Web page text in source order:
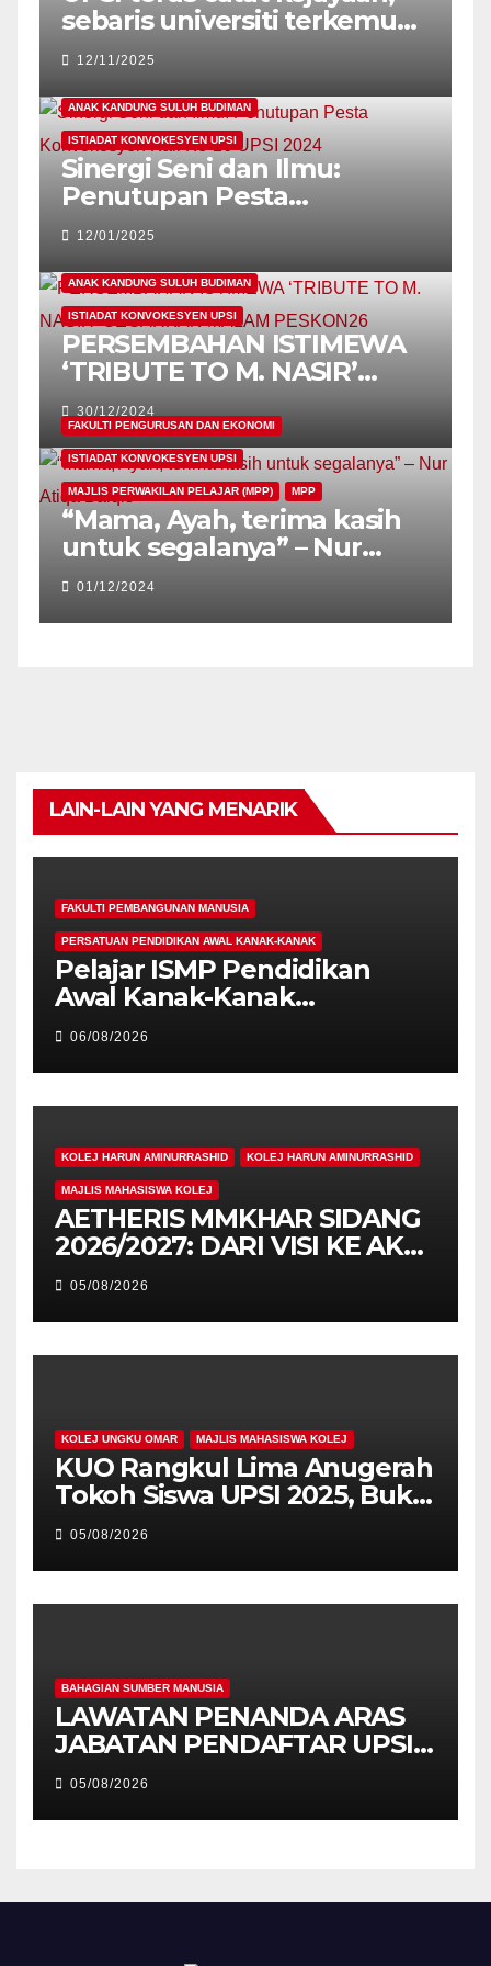
sebaris universiti terkemuka
dunia – Naib Canselor
12/11/2025
ANAK KANDUNG SULUH BUDIMAN
ISTIADAT KONVOKESYEN UPSI
Sinergi Seni dan Ilmu:
Penutupan Pesta
Konvokesyen Kali Ke-26
UPSI 2024
12/01/2025
ANAK KANDUNG SULUH BUDIMAN
ISTIADAT KONVOKESYEN UPSI
PERSEMBAHAN ISTIMEWA
‘TRIBUTE TO M. NASIR’
GEGARKAN MALAM
PESKON26
30/12/2024
FAKULTI PENGURUSAN DAN EKONOMI
ISTIADAT KONVOKESYEN UPSI
MAJLIS PERWAKILAN PELAJAR (MPP) MPP
“Mama, Ayah, terima kasih
untuk segalanya” – Nur
Atiqa Balqis
01/12/2024
LAIN-LAIN YANG MENARIK
FAKULTI PEMBANGUNAN MANUSIA
PERSATUAN PENDIDIKAN AWAL KANAK-KANAK
Pelajar ISMP Pendidikan
Awal Kanak-Kanak
Cemerlang Raih
Pengiktirafan Antarabangsa
di IAM2026
06/08/2026
KOLEJ HARUN AMINURRASHID KOLEJ HARUN AMINURRASHID
MAJLIS MAHASISWA KOLEJ
AETHERIS MMKHAR SIDANG
2026/2027: DARI VISI KE AKSI,
MEMBINA LEGASI GENERASI
PEMIMPIN
05/08/2026
KOLEJ UNGKU OMAR MAJLIS MAHASISWA KOLEJ
KUO Rangkul Lima Anugerah
Tokoh Siswa UPSI 2025, Bukti
Kecemerlangan Mahasiswa
Holistik
05/08/2026
BAHAGIAN SUMBER MANUSIA
LAWATAN PENANDA ARAS
JABATAN PENDAFTAR UPSI
KE JABATAN PENDAFTAR
UniSZA – PERKUKUH
KERJASAMA STRATEGIK
05/08/2026